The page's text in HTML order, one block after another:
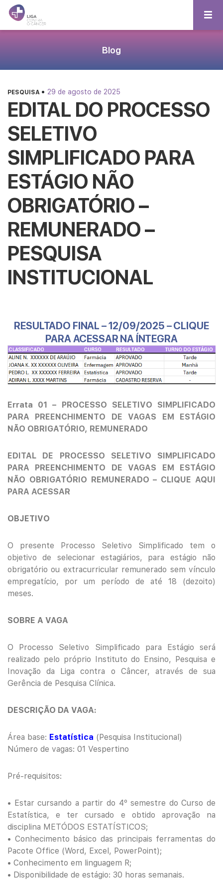
Blog
PESQUISA • 29 de agosto de 2025
EDITAL DO PROCESSO
SELETIVO
SIMPLIFICADO PARA
ESTÁGIO NÃO
OBRIGATÓRIO –
REMUNERADO –
PESQUISA
INSTITUCIONAL
RESULTADO FINAL – 12/09/2025 – CLIQUE
PARA ACESSAR NA ÍNTEGRA
Errata 01 –
PROCESSO SELETIVO SIMPLIFICADO
PARA PREENCHIMENTO DE VAGAS EM ESTÁGIO
NÃO OBRIGATÓRIO, REMUNERADO
EDITAL DE PROCESSO SELETIVO SIMPLIFICADO
PARA PREENCHIMENTO DE VAGAS EM ESTÁGIO
NÃO OBRIGATÓRIO REMUNERADO – CLIQUE AQUI
PARA ACESSAR
OBJETIVO
O presente Processo Seletivo Simplificado tem o
objetivo de selecionar estagiários, para estágio não
obrigatório ou extracurricular remunerado sem vínculo
empregatício, por um período de até 18 (dezoito)
meses.
SOBRE A VAGA
O Processo Seletivo Simplificado para Estágio será
realizado pelo próprio Instituto do Ensino, Pesquisa e
Inovação da Liga contra o Câncer, através de sua
Gerência de Pesquisa Clínica.
DESCRIÇÃO DA VAGA:
Área base: Estatística (Pesquisa Institucional)
Número de vagas: 01 Vespertino
Pré-requisitos:
• Estar cursando a partir do 4º semestre do Curso de
Estatística, e ter cursado e obtido aprovação na
disciplina METÓDOS ESTATÍSTICOS;
• Conhecimento básico das principais ferramentas do
Pacote Office (Word, Excel, PowerPoint);
• Conhecimento em linguagem R;
• Disponibilidade de estágio: 30 horas semanais.